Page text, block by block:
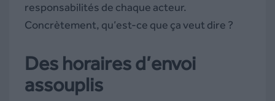
responsabilités de chaque acteur.
Concrètement, qu’est-ce que ça veut dire ?
Des horaires d’envoi
assouplis